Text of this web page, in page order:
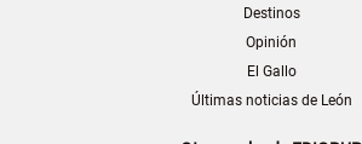
Destinos
Opinión
El Gallo
Últimas noticias de León